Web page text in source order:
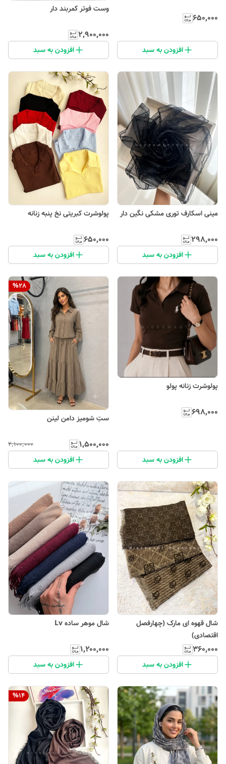
۶۵۰٬۰۰۰
افزودن به سبد
وست فوتر کمربند دار
۲٬۹۰۰٬۰۰۰
افزودن به سبد
مینی اسکارف توری مشکی نگین دار
۲۹۸٬۰۰۰
افزودن به سبد
پولوشرت کبریتی نخ پنبه زنانه
۶۵۰٬۰۰۰
افزودن به سبد
پولوشرت زنانه پولو
۶۹۸٬۰۰۰
افزودن به سبد
%28
ستِ شومیز دامن لینن
۱٬۵۰۰٬۰۰۰ ۲٬۱۰۰٬۰۰۰
افزودن به سبد
شال قهوه ای مارک (چهارفصل
اقتصادی)
۳۶۰٬۰۰۰
افزودن به سبد
شال موهر ساده Lv
۱٬۲۰۰٬۰۰۰
افزودن به سبد
%14